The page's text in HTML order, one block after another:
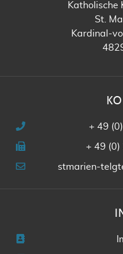
Katholische
St.
Kardinal-
+ 49
+ 49
stmarien-